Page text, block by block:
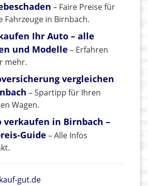
– Faire Preise für
Fahrzeuge in Birnbach.
Ihr Auto – alle
und Modelle – Erfahren
mehr.
vergleichen
– Spartipp für Ihren
Wagen.
verkaufen in Birnbach –
Guide – Alle Infos
gut.de